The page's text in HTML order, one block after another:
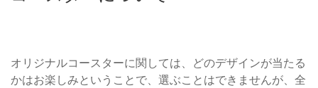
オリジナルコースターに関しては、どのデザインが当たる
かはお楽しみということで、選ぶことはできませんが、全